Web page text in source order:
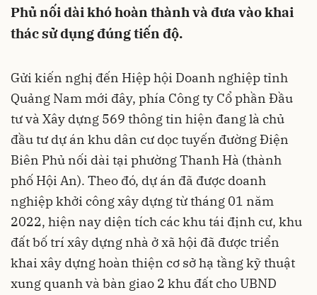
Phủ nối dài khó hoàn thành và đưa vào khai
thác sử dụng đúng tiến độ.
Gửi kiến nghị đến Hiệp hội Doanh nghiệp tỉnh
Quảng Nam mới đây, phía Công ty Cổ phần Đầu
tư và Xây dựng 569 thông tin hiện đang là chủ
đầu tư dự án khu dân cư dọc tuyến đường Điện
Biên Phủ nối dài tại phường Thanh Hà (thành
phố Hội An). Theo đó, dự án đã được doanh
nghiệp khởi công xây dựng từ tháng 01 năm
2022, hiện nay diện tích các khu tái định cư, khu
đất bố trí xây dựng nhà ở xã hội đã được triển
khai xây dựng hoàn thiện cơ sở hạ tầng kỹ thuật
xung quanh và bàn giao 2 khu đất cho UBND